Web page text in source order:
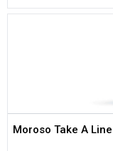
Moroso Take A